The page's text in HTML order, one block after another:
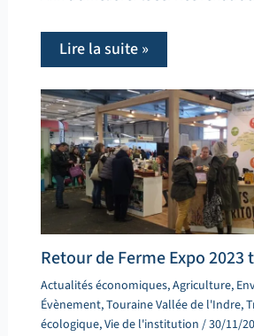
Lire la suite »
Retour de Ferme Expo
Actualités économiques,Agriculture,
Évènement,Touraine Vallée de l'Indre,
écologique,Vie de l'institution /30/11/